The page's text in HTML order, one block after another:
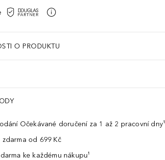
O PRODUKTU
Očekávané doručení za 1 až 2 pracovní dny¹
od 699 Kč
ke každému nákupu¹